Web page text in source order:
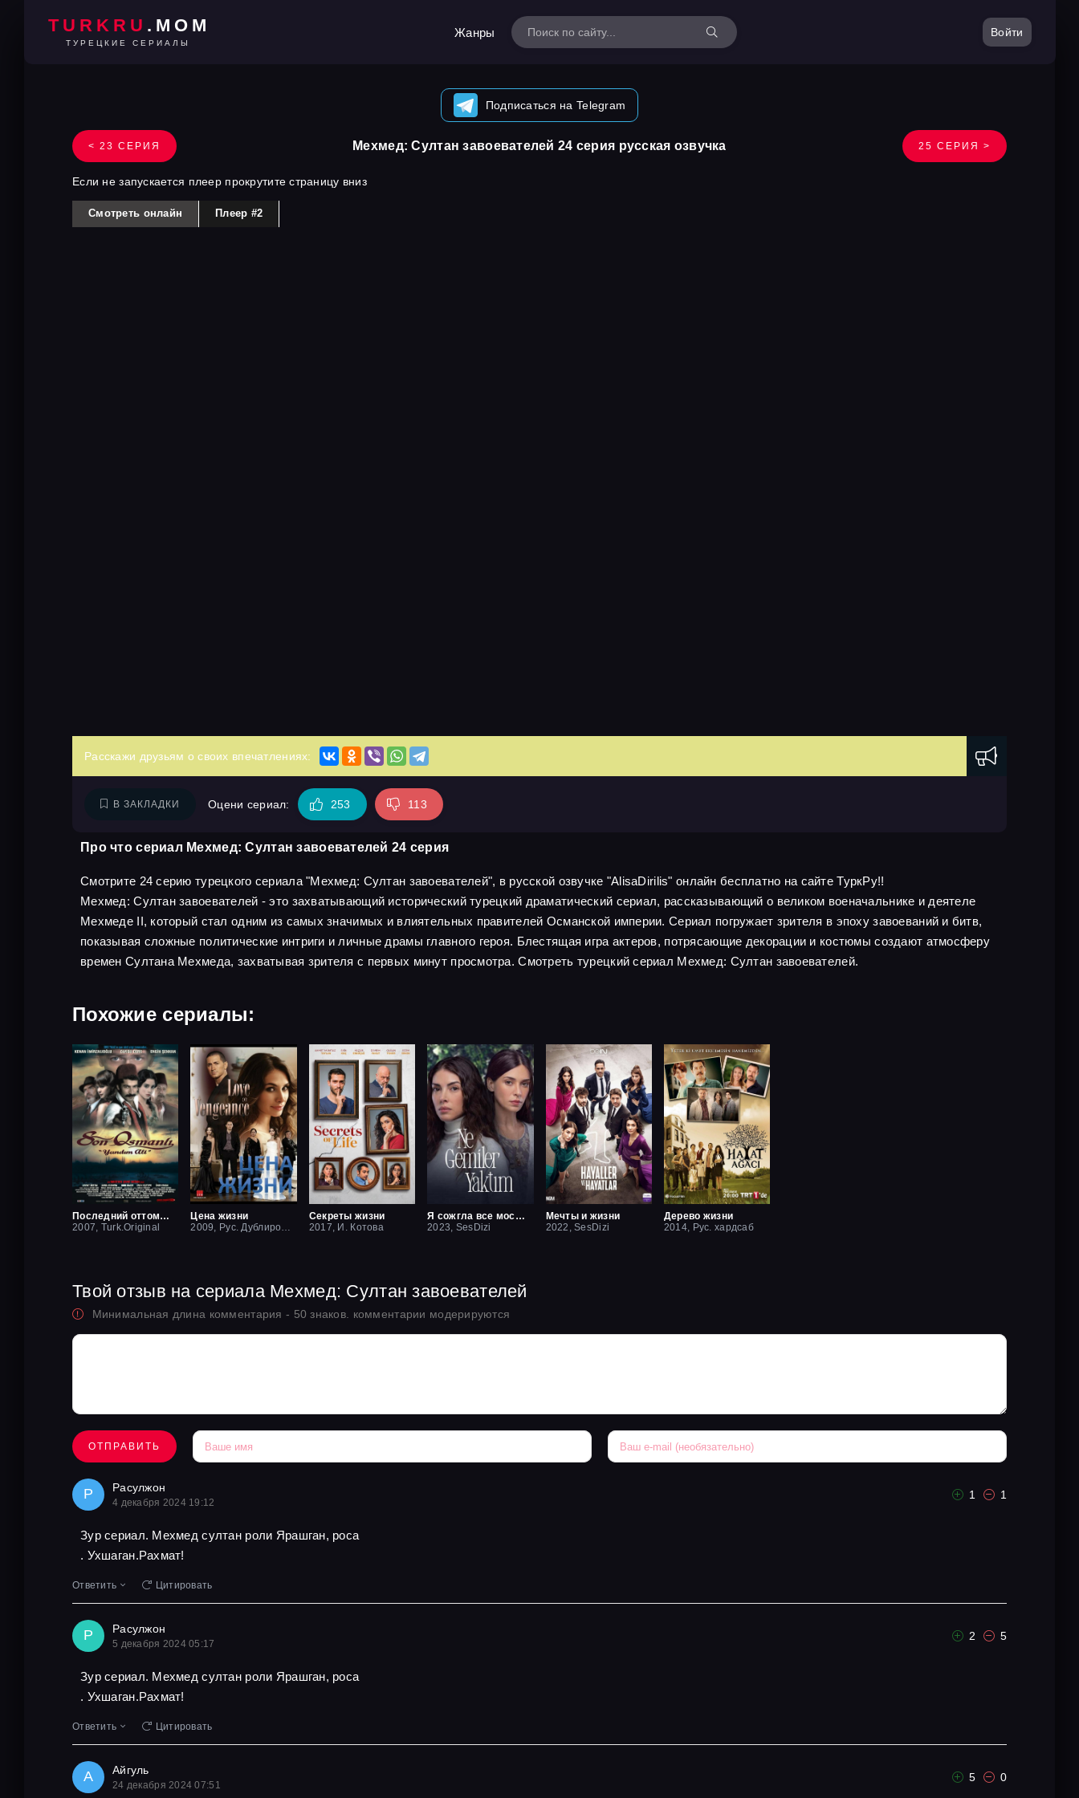
TURKRU .MOM
ТУРЕЦКИЕ СЕРИАЛЫ
Жанры Войти
Подписаться на Telegram
< 23 СЕРИЯ Мехмед: Султан завоевателей 24 серия русская озвучка 25 СЕРИЯ >
Если не запускается плеер прокрутите страницу вниз
Смотреть онлайн Плеер #2
Расскажи друзьям о своих впечатлениях:
В ЗАКЛАДКИ Оцени сериал: 253 113
Про что сериал Мехмед: Султан завоевателей 24 серия
Смотрите 24 серию турецкого сериала "Мехмед: Султан завоевателей", в русской озвучке "AlisaDirilis" онлайн бесплатно на сайте ТуркРу!!
Мехмед: Султан завоевателей - это захватывающий исторический турецкий драматический сериал, рассказывающий о великом военачальнике и деятеле
Мехмеде II, который стал одним из самых значимых и влиятельных правителей Османской империи. Сериал погружает зрителя в эпоху завоеваний и битв,
показывая сложные политические интриги и личные драмы главного героя. Блестящая игра актеров, потрясающие декорации и костюмы создают атмосферу
времен Султана Мехмеда, захватывая зрителя с первых минут просмотра. Смотреть турецкий сериал Мехмед: Султан завоевателей.
Похожие сериалы:
Последний оттоман: Яндим Али
2007, Turk.Original
Цена жизни
Секреты жизни
2017, И. Котова
Я сожгла все мосты / Какие корабли я сжёг
2023, SesDizi
Мечты и жизни
2022, SesDizi
Дерево жизни
2014, Рус. хардсаб
Твой отзыв на сериала Мехмед: Султан завоевателей
Минимальная длина комментария - 50 знаков. комментарии модерируются
ОТПРАВИТЬ
Р Расулжон
4 декабря 2024 19:12
1 1
Зур сериал. Мехмед султан роли Ярашган, роса
. Ухшаган.Рахмат!
Ответить Цитировать
Р Расулжон
5 декабря 2024 05:17
2 5
Зур сериал. Мехмед султан роли Ярашган, роса
. Ухшаган.Рахмат!
Ответить Цитировать
А Айгуль
24 декабря 2024 07:51
5 0